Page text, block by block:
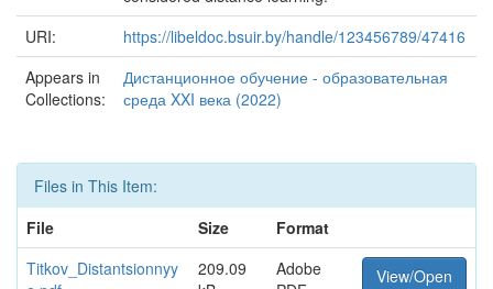
URI:
https://libeldoc.bsuir.by/handle/123456789/47416
Appears in
Collections:
Дистанционное обучение - образовательная
среда XXI века (2022)
Files in This Item:
File
Size
Format
Titkov_Distantsionnyy
209.09
Adobe
View/Open